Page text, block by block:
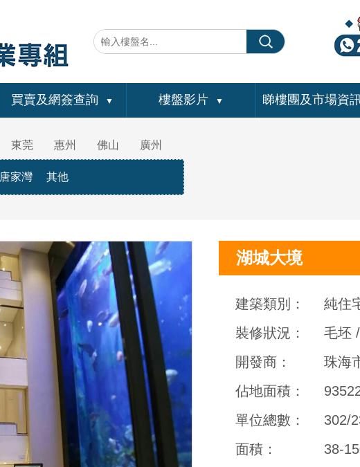
買賣及網簽查詢 ▼ 樓盤影片 ▼ 睇樓團及市場資
唐家灣 其他
東莞 惠州 佛山 廣州
湖城大境
建築類別：
純住
裝修狀況：
毛坯
開發商：
珠海
佔地面積：
單位總數：
302/
面積：
38-